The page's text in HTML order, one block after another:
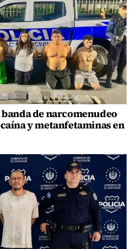
de narcomenudeo
y metanfetaminas en